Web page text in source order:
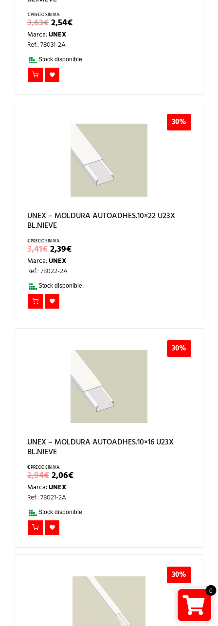
3,63€EL
PRECIO
ORIGINAL
ERA:
3,63€.
2,54€EL
PRECIO
2,54€.
Marca:UNEX
Ref.: 78031-2A
Stock disponible.
30%
UNEX – MOLDURA AUTOADHES.10×22 U23X
BL.NIEVE
3,41€EL
PRECIO
ORIGINAL
ERA:
3,41€.
2,39€EL
PRECIO
2,39€.
Marca:UNEX
Ref.: 78022-2A
Stock disponible.
30%
UNEX – MOLDURA AUTOADHES.10×16 U23X
BL.NIEVE
2,94€EL
PRECIO
ORIGINAL
ERA:
2,94€.
2,06€EL
PRECIO
2,06€.
Marca:UNEX
Ref.: 78021-2A
Stock disponible.
30%
0